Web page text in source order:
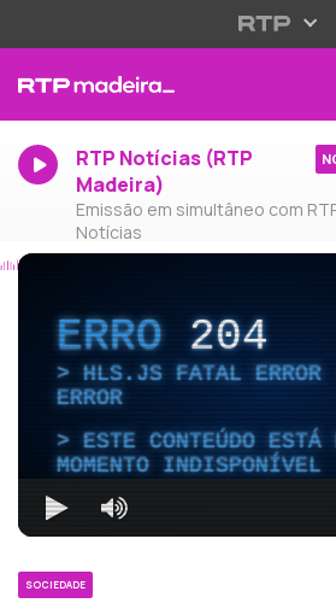
RTP Notícias (RTP
Madeira)
Emissão em simultâneo com
Notícias
ERRO204
HLS.JS FATAL ERROR
ERROR
ESTE CONTEÚDO ESTÁ
MOMENTO INDISPONÍVEL
SOCIEDADE